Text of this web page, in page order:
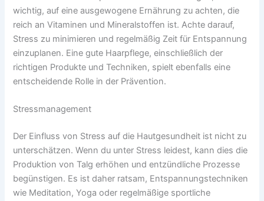
wichtig, auf eine ausgewogene Ernährung zu achten, die
reich an Vitaminen und Mineralstoffen ist. Achte darauf,
Stress zu minimieren und regelmäßig Zeit für Entspannung
einzuplanen. Eine gute Haarpflege, einschließlich der
richtigen Produkte und Techniken, spielt ebenfalls eine
entscheidende Rolle in der Prävention.
Stressmanagement
Der Einfluss von Stress auf die Hautgesundheit ist nicht zu
unterschätzen. Wenn du unter Stress leidest, kann dies die
Produktion von Talg erhöhen und entzündliche Prozesse
begünstigen. Es ist daher ratsam, Entspannungstechniken
wie Meditation, Yoga oder regelmäßige sportliche